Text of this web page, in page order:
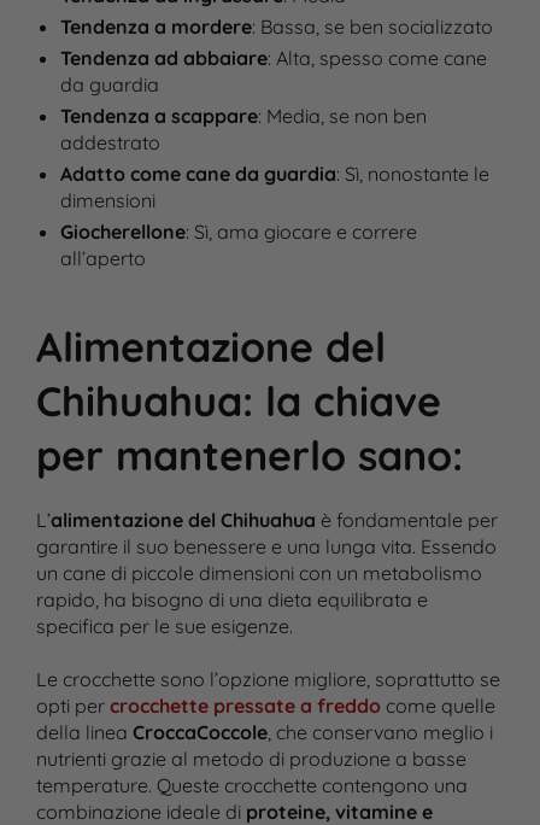
Tendenza a mordere: Bassa, se ben socializzato
Tendenza ad abbaiare: Alta, spesso come cane
da guardia
Tendenza a scappare: Media, se non ben
addestrato
Adatto come cane da guardia: Sì, nonostante le
dimensioni
Giocherellone: Sì, ama giocare e correre
all’aperto
Alimentazione del
Chihuahua: la chiave
per mantenerlo sano:
L’alimentazione del Chihuahua è fondamentale per
garantire il suo benessere e una lunga vita. Essendo
un cane di piccole dimensioni con un metabolismo
rapido, ha bisogno di una dieta equilibrata e
specifica per le sue esigenze.
Le crocchette sono l’opzione migliore, soprattutto se
opti per crocchette pressate a freddocome quelle
della linea CroccaCoccole, che conservano meglio i
nutrienti grazie al metodo di produzione a basse
temperature. Queste crocchette contengono una
combinazione ideale di proteine, vitamine e